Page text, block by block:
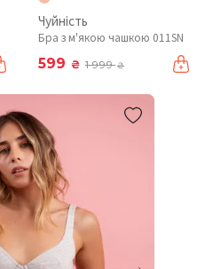
Чуйність
Бра з м'якою чашкою 011SN
599 ₴ 1 999₴